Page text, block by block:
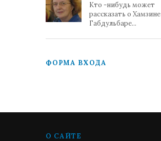
Кто -нибудь может
рассказать о Хамзине
Габдульбаре...
ФОРМА ВХОДА
О САЙТЕ